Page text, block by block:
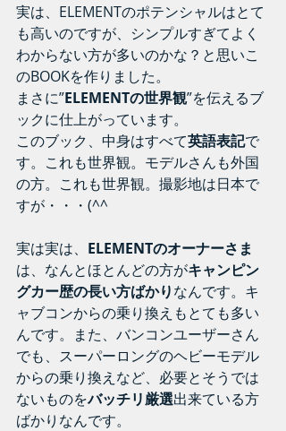
実は、ELEMENTのポテンシャルはとて
も高いのですが、シンプルすぎてよく
わからない方が多いのかな？と思いこ
のBOOKを作りました。
まさに”ELEMENTの世界観”を伝えるブ
ックに仕上がっています。
このブック、中身はすべて英語表記で
す。これも世界観。モデルさんも外国
の方。これも世界観。撮影地は日本で
すが・・・(^^ゞ
実は実は、 ELEMENTのオーナーさま
は、なんとほとんどの方がキャンピン
グカー歴の長い方ばかりなんです。キ
ャブコンからの乗り換えもとても多い
んです。また、バンコンユーザーさん
でも、スーパーロングのヘビーモデル
からの乗り換えなど、必要とそうでは
ないものをバッチリ厳選出来ている方
ばかりなんです。